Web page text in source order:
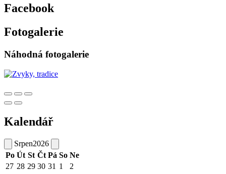
Facebook
Fotogalerie
Náhodná fotogalerie
Kalendář
Srpen2026
Po Út St Čt Pá So Ne
27 28 29 30 31 1
2